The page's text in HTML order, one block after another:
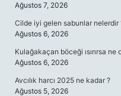
Ağustos 7, 2026
Cilde iyi gelen sabunlar nelerdir
Ağustos 6, 2026
Kulağakaçan böceği ısırırsa ne
Ağustos 6, 2026
Avcılık harcı 2025 ne kadar ?
Ağustos 5, 2026